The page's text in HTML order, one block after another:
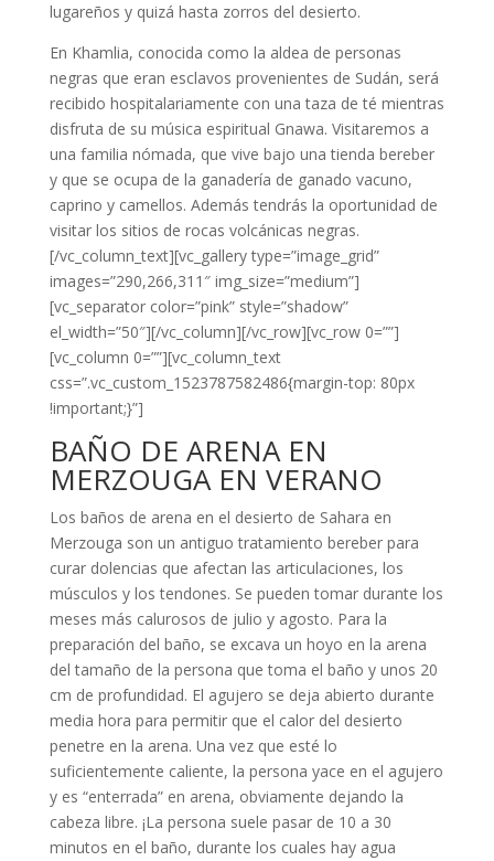
lugareños y quizá hasta zorros del desierto.
En Khamlia, conocida como la aldea de personas
negras que eran esclavos provenientes de Sudán, será
recibido hospitalariamente con una taza de té mientras
disfruta de su música espiritual Gnawa. Visitaremos a
una familia nómada, que vive bajo una tienda bereber
y que se ocupa de la ganadería de ganado vacuno,
caprino y camellos. Además tendrás la oportunidad de
visitar los sitios de rocas volcánicas negras.
[/vc_column_text][vc_gallery type=”image_grid”
images=”290,266,311″ img_size=”medium”]
[vc_separator color=”pink” style=”shadow”
el_width=”50″][/vc_column][/vc_row][vc_row 0=””]
[vc_column 0=””][vc_column_text
css=”.vc_custom_1523787582486{margin-top: 80px
!important;}”]
BAÑO DE ARENA EN
MERZOUGA EN VERANO
Los baños de arena en el desierto de Sahara en
Merzouga son un antiguo tratamiento bereber para
curar dolencias que afectan las articulaciones, los
músculos y los tendones. Se pueden tomar durante los
meses más calurosos de julio y agosto. Para la
preparación del baño, se excava un hoyo en la arena
del tamaño de la persona que toma el baño y unos 20
cm de profundidad. El agujero se deja abierto durante
media hora para permitir que el calor del desierto
penetre en la arena. Una vez que esté lo
suficientemente caliente, la persona yace en el agujero
y es “enterrada” en arena, obviamente dejando la
cabeza libre. ¡La persona suele pasar de 10 a 30
minutos en el baño, durante los cuales hay agua